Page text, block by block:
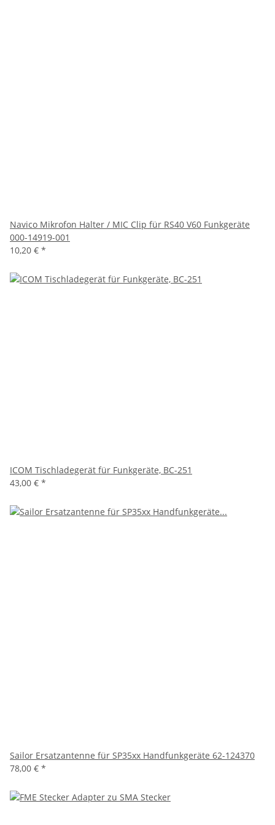
Navico Mikrofon Halter / MIC Clip für RS40 V60 Funkgeräte
000-14919-001
10,20 € *
ICOM Tischladegerät für Funkgeräte, BC-251
43,00 € *
Sailor Ersatzantenne für SP35xx Handfunkgeräte 62-124370
78,00 € *